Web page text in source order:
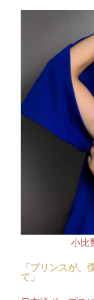
c
o
o
tt
e
小比
「プリンスが、
て」